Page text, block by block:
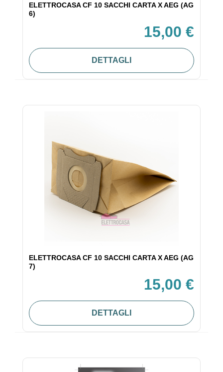
ELETTROCASA CF 10 SACCHI CARTA X AEG (AG
6)
15,00 €
DETTAGLI
ELETTROCASA CF 10 SACCHI CARTA X AEG (AG
7)
15,00 €
DETTAGLI